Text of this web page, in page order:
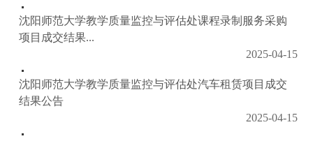
沈阳师范大学教学质量监控与评估处课程录制服务采购
项目成交结果...
2025-04-15
沈阳师范大学教学质量监控与评估处汽车租赁项目成交
结果公告
2025-04-15